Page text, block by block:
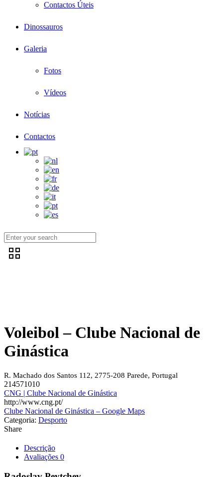
Contactos Úteis
Dinossauros
Galeria
Fotos
Vídeos
Notícias
Contactos
Voleibol – Clube Nacional de
Ginástica
R. Machado dos Santos 112, 2775-208 Parede, Portugal
214571010
CNG | Clube Nacional de Ginástica
http://www.cng.pt/
Clube Nacional de Ginástica – Google Maps
Categoria: Desporto
Share
Descrição
Avaliações 0